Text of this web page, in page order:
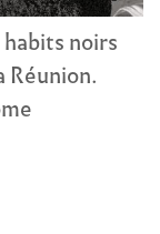
noirs
Réunion.